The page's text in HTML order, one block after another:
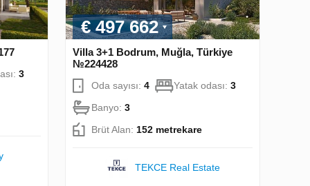
3
€ 497 662
Villa 3+1 Bodrum, Muğla, Türkiye
№224428
Oda sayısı: 4 Yatak odası: 3
Banyo: 3
Brüt Alan: 152 metrekare
TEKCE Real Estate